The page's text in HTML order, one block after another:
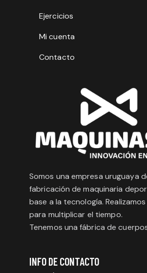
Ejercicios
Mi cuenta
Contacto
Somos una empresa uruguaya
fabricación de maquinaria
base a la tecnología.
para multiplicar el tiempo.
Tenemos una fábrica de
INFO DE CONTACTO